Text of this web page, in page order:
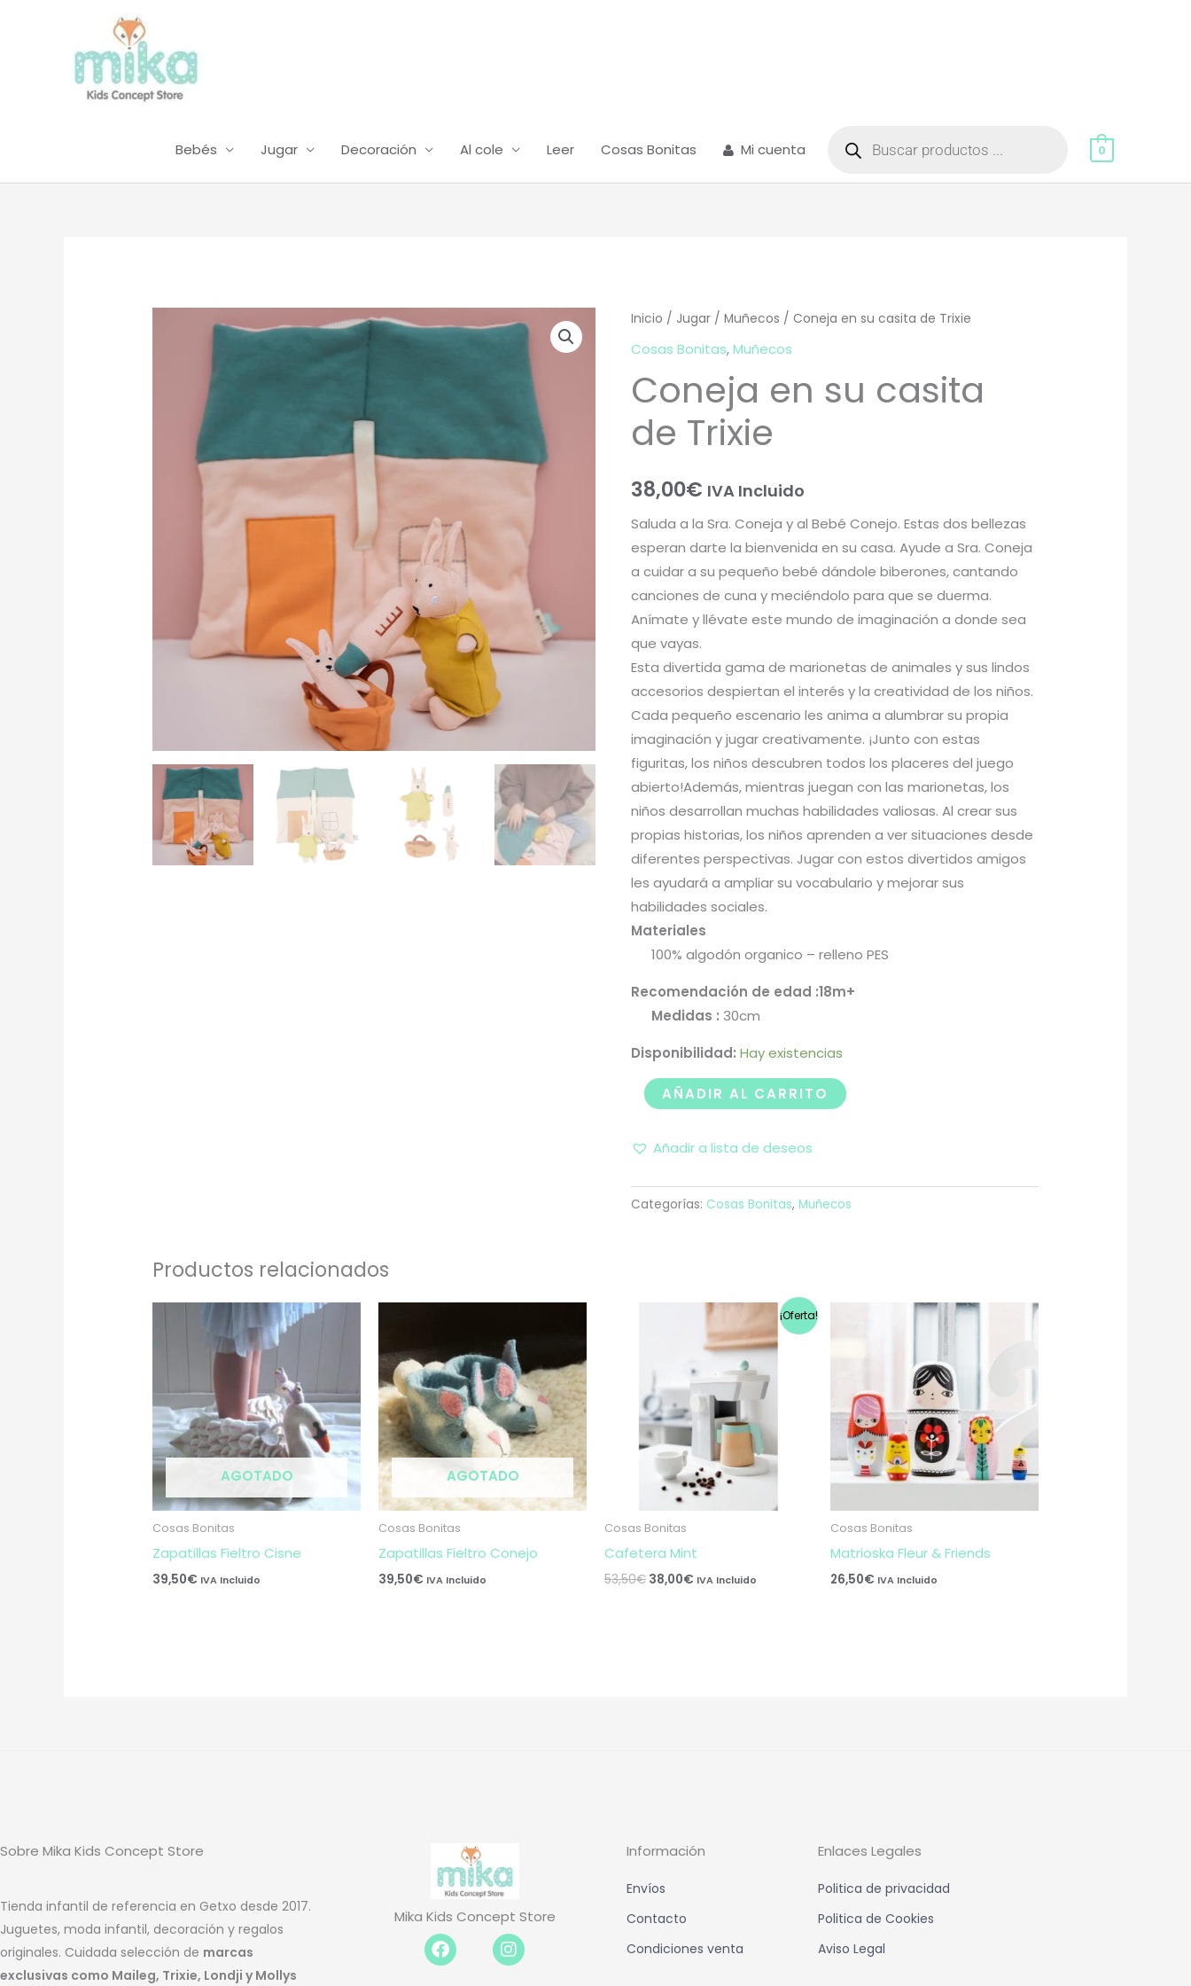
Bebés Jugar Decoración Al cole Leer Cosas Bonitas Mi cuenta productos 0
Inicio / Jugar / Muñecos / Coneja en su casita de Trixie
Cosas Bonitas,Muñecos
Coneja en su casita
de Trixie
38,00€ IVA Incluido
Saluda a la Sra. Coneja y al Bebé Conejo. Estas dos bellezas
esperan darte la bienvenida en su casa. Ayude a Sra. Coneja
a cuidar a su pequeño bebé dándole biberones, cantando
canciones de cuna y meciéndolo para que se duerma.
Anímate y llévate este mundo de imaginación a donde sea
que vayas.
Esta divertida gama de marionetas de animales y sus lindos
accesorios despiertan el interés y la creatividad de los niños.
Cada pequeño escenario les anima a alumbrar su propia
imaginación y jugar creativamente. ¡Junto con estas
figuritas, los niños descubren todos los placeres del juego
abierto!Además, mientras juegan con las marionetas, los
niños desarrollan muchas habilidades valiosas. Al crear sus
propias historias, los niños aprenden a ver situaciones desde
diferentes perspectivas. Jugar con estos divertidos amigos
les ayudará a ampliar su vocabulario y mejorar sus
habilidades sociales.
Materiales
100% algodón organico – relleno PES
Recomendación de edad :18m+
Medidas : 30cm
Disponibilidad: Hay existencias
Coneja
en
casita
Trixie
AÑADIR AL CARRITO
Añadir a lista de deseos
Categorías: Cosas Bonitas, Muñecos
Productos relacionados
AGOTADO
Cosas Bonitas
Zapatillas Fieltro Cisne
39,50€ IVA Incluido
AGOTADO
Cosas Bonitas
Zapatillas Fieltro Conejo
39,50€ IVA Incluido
¡Oferta!
Cosas Bonitas
Cafetera Mint
53,50€
53,50€.
38,00€
precio
actual
es:
38,00€.
IVA Incluido
Cosas Bonitas
Matrioska Fleur & Friends
26,50€ IVA Incluido
Sobre Mika Kids Concept Store
Tienda infantil de referencia en Getxo desde 2017.
Juguetes, moda infantil, decoración y regalos
originales. Cuidada selección de marcas
exclusivas como Maileg, Trixie, Londji y Mollys
Mika Kids Concept Store
Facebook-
f
Instagram
Información
Envíos
Contacto
Condiciones venta
Enlaces Legales
Politica de privacidad
Politica de Cookies
Aviso Legal